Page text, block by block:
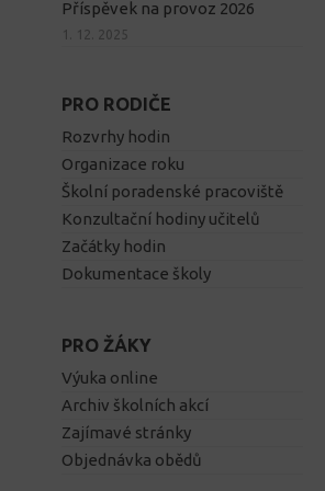
Příspěvek na provoz 2026
1. 12. 2025
PRO RODIČE
Rozvrhy hodin
Organizace roku
Školní poradenské pracoviště
Konzultační hodiny učitelů
Začátky hodin
Dokumentace školy
PRO ŽÁKY
Výuka online
Archiv školních akcí
Zajímavé stránky
Objednávka obědů